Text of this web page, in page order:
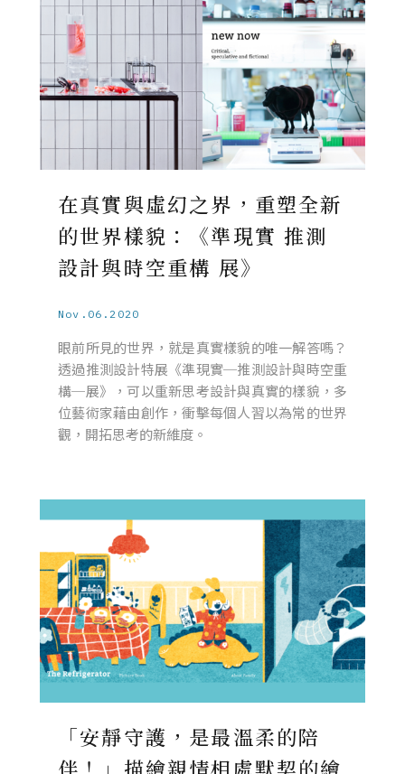
在真實與虛幻之界，重塑全新
的世界樣貌：《準現實 推測
設計與時空重構 展》
Nov.06.2020
眼前所見的世界，就是真實樣貌的唯一解答嗎？
透過推測設計特展《準現實─推測設計與時空重
構─展》，可以重新思考設計與真實的樣貌，多
位藝術家藉由創作，衝擊每個人習以為常的世界
觀，開拓思考的新維度。
「安靜守護，是最溫柔的陪
伴！」描繪親情相處默契的繪